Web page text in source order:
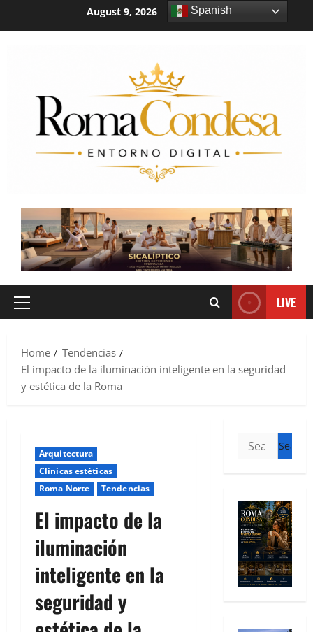
August 9, 2026 7:24:13 AM
LIVE
Home
Tendencias
El impacto de la iluminación inteligente en la seguridad
y estética de la Roma
Arquitectura
Clínicas estéticas
Roma Norte
Tendencias
El impacto de la
iluminación
inteligente en la
seguridad y
Spanish